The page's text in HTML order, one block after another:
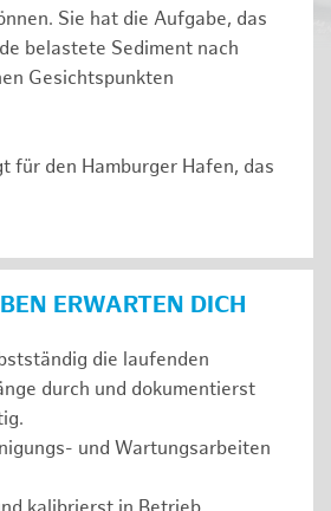
Sie hat die Aufgabe, das
belastete Sediment nach
Gesichtspunkten
für den Hamburger Hafen, das
ERWARTEN DICH
die laufenden
durch und dokumentierst
und Wartungsarbeiten